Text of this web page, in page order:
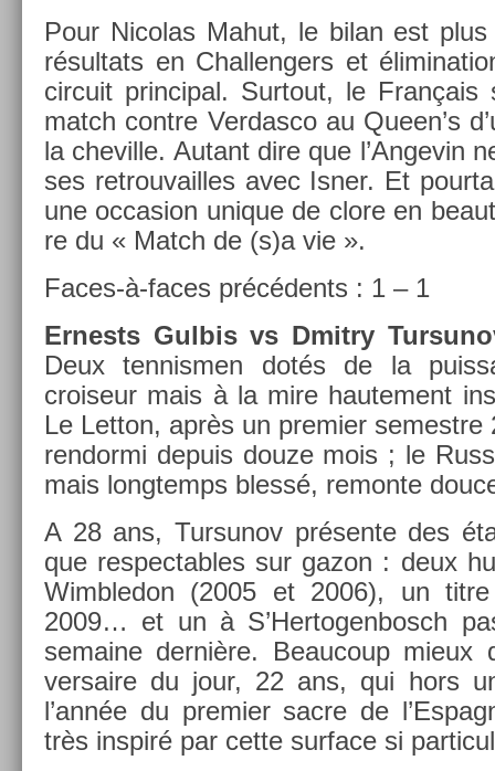
Pour Nicolas Mahut, le bilan est
résul­tats en Chal­leng­ers et
cir­cuit prin­cip­al. Sur­tout, le Français
match con­tre Ver­dasco au Queen’s
la chevil­le. Autant dire que l’An­gevin
ses retro­uvail­les avec Isner. Et
une oc­cas­ion uni­que de clore en
re du « Match de (s)a vie ».
Faces-à-faces précédents : 1 – 1
Er­nests Gul­bis vs Dmit­ry
Deux ten­nism­en dotés de la
croiseur mais à la mire haute­ment
Le Let­ton, après un pre­mi­er semestre
re­ndor­mi de­puis douze mois ; le
mais longtemps blessé, re­mon­te
A 28 ans, Tur­sunov présente des
que re­spect­ables sur gazon : deux
Wimbledon (2005 et 2006), un
2009… et un à S’Her­togen­bosch
semaine dernière. Be­aucoup
versaire du jour, 22 ans, qui hors
l’année du pre­mi­er sacre de
très in­spiré par cette sur­face si